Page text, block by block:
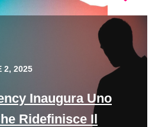
2, 2025
Inaugura Uno
Ridefinisce Il